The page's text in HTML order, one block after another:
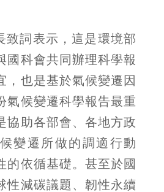
致詞表示，這是環境部
國科會共同辦理科學報
，也是基於氣候變遷因
氣候變遷科學報告最重
協助各部會、各地方政
變遷所做的調適行動
的依循基礎。甚至於國
性減碳議題、韌性永續